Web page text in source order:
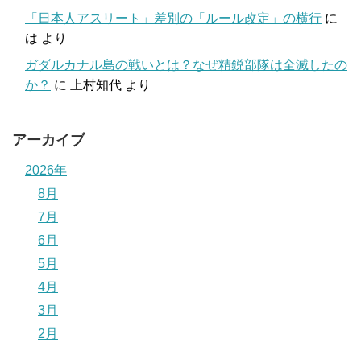
「日本人アスリート」差別の「ルール改定」の横行 に
は より
ガダルカナル島の戦いとは？なぜ精鋭部隊は全滅したの
か？ に 上村知代 より
アーカイブ
2026年
8月
7月
6月
5月
4月
3月
2月